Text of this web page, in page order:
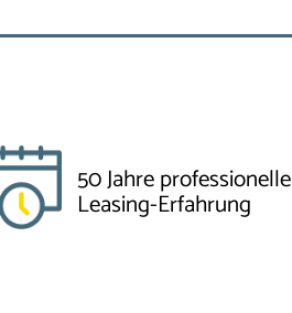
50 Jahre professionelle
Leasing-Erfahrung